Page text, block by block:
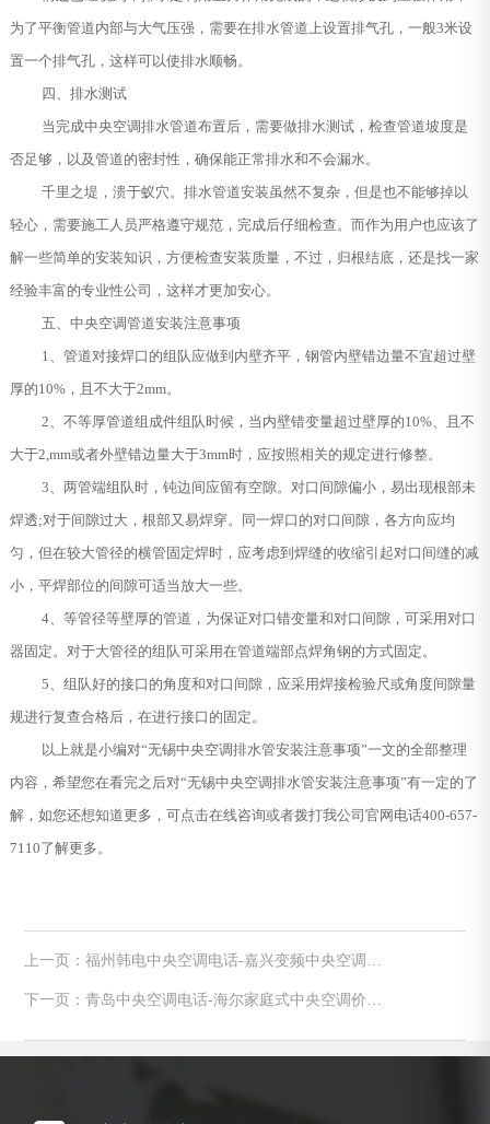
为了平衡管道内部与大气压强，需要在排水管道上设置排气孔，一般3米设
置一个排气孔，这样可以使排水顺畅。
四、排水测试
当完成中央空调排水管道布置后，需要做排水测试，检查管道坡度是
否足够，以及管道的密封性，确保能正常排水和不会漏水。
千里之堤，溃于蚁穴。排水管道安装虽然不复杂，但是也不能够掉以
轻心，需要施工人员严格遵守规范，完成后仔细检查。而作为用户也应该了
解一些简单的安装知识，方便检查安装质量，不过，归根结底，还是找一家
经验丰富的专业性公司，这样才更加安心。
五、中央空调管道安装注意事项
1、管道对接焊口的组队应做到内壁齐平，钢管内壁错边量不宜超过壁
厚的10%，且不大于2mm。
2、不等厚管道组成件组队时候，当内壁错变量超过壁厚的10%、且不
大于2,mm或者外壁错边量大于3mm时，应按照相关的规定进行修整。
3、两管端组队时，钝边间应留有空隙。对口间隙偏小，易出现根部未
焊透;对于间隙过大，根部又易焊穿。同一焊口的对口间隙，各方向应均
匀，但在较大管径的横管固定焊时，应考虑到焊缝的收缩引起对口间缝的减
小，平焊部位的间隙可适当放大一些。
4、等管径等壁厚的管道，为保证对口错变量和对口间隙，可采用对口
器固定。对于大管径的组队可采用在管道端部点焊角钢的方式固定。
5、组队好的接口的角度和对口间隙，应采用焊接检验尺或角度间隙量
规进行复查合格后，在进行接口的固定。
以上就是小编对“无锡中央空调排水管安装注意事项”一文的全部整理
内容，希望您在看完之后对“无锡中央空调排水管安装注意事项”有一定的了
解，如您还想知道更多，可点击在线咨询或者拨打我公司官网电话400-657-
7110了解更多。
上一页：福州韩电中央空调电话-嘉兴变频中央空调内
下一页：青岛中央空调电话-海尔家庭式中央空调价格